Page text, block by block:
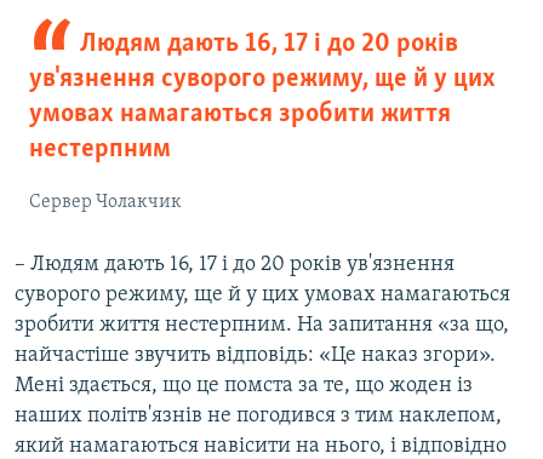
Людям дають 16, 17 і до 20 років
ув'язнення суворого режиму, ще й у цих
умовах намагаються зробити життя
нестерпним
Сервер Чолакчик
– Людям дають 16, 17 і до 20 років ув'язнення
суворого режиму, ще й у цих умовах намагаються
зробити життя нестерпним. На запитання «за що,
найчастіше звучить відповідь: «Це наказ згори».
Мені здається, що це помста за те, що жоден із
наших політв'язнів не погодився з тим наклепом,
який намагаються навісити на нього, і відповідно